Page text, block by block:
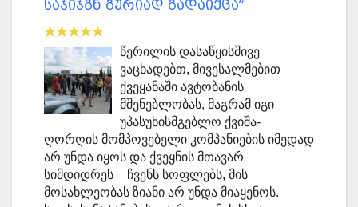
საჯიჯგნ გურიად გადაიქცა“
წერილის დასაწყისშივე
ვაცხადებთ, მივესალმებით
ქვეყანაში ავტობანის
მშენებლობას, მაგრამ იგი
უპასუხისმგებლო ქვიშა-
ღორღის მომპოვებელი კომპანიების იმედად
არ უნდა იყოს და ქვეყნის მთავარ
სიმდიდრეს _ ჩვენს სოფლებს, მის
მოსახლეობას ზიანი არ უნდა მიაყენოს.